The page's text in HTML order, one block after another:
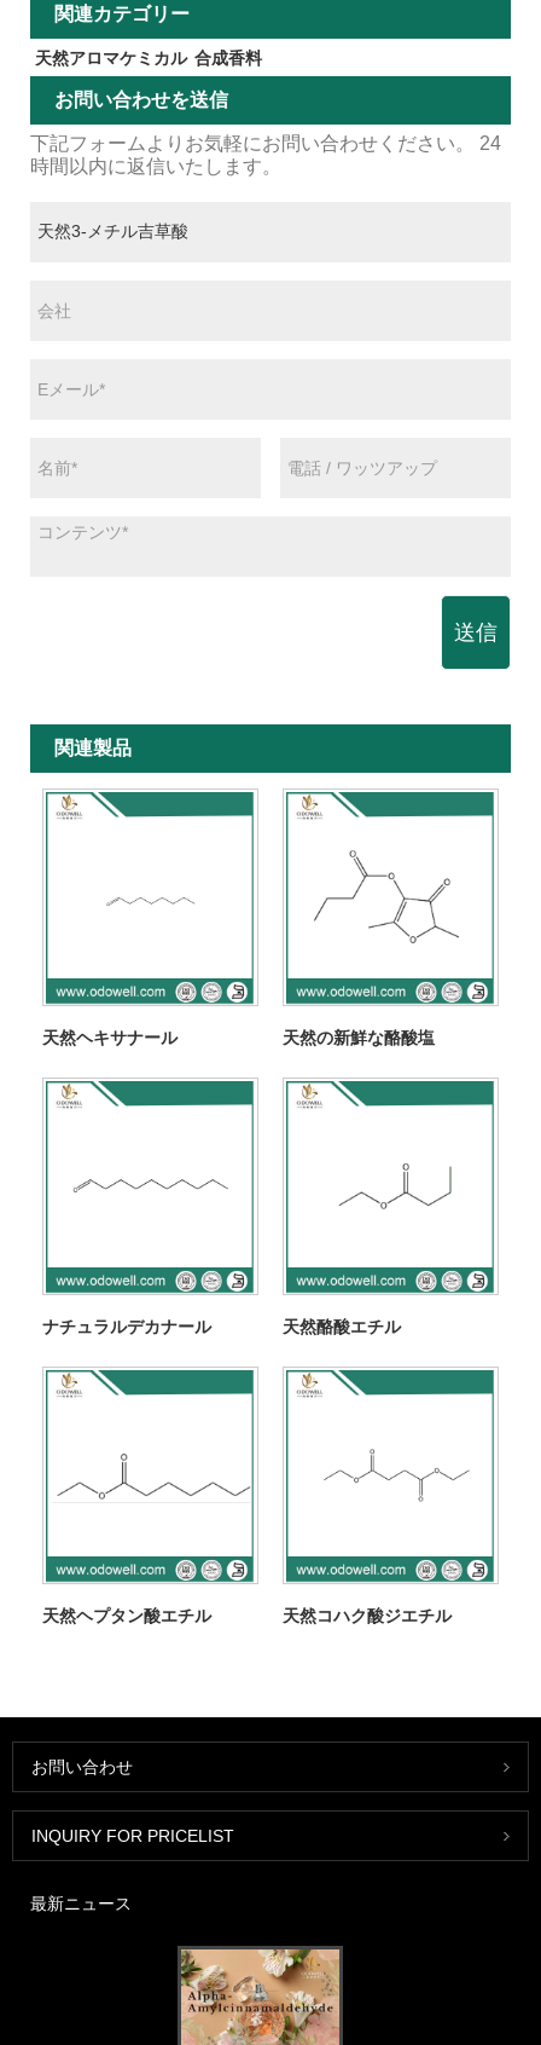
関連カテゴリー
天然アロマケミカル 合成香料
お問い合わせを送信
下記フォームよりお気軽にお問い合わせください。 24
時間以内に返信いたします。
送信
関連製品
天然ヘキサナール 天然の新鮮な酪酸塩
ナチュラルデカナール 天然酪酸エチル
天然ヘプタン酸エチル 天然コハク酸ジエチル
お問い合わせ
INQUIRY FOR PRICELIST
最新ニュース